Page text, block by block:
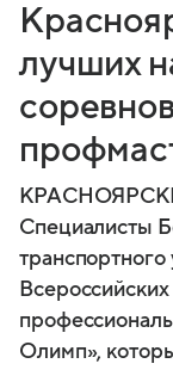
лучших
Специалисты
Олимп»,